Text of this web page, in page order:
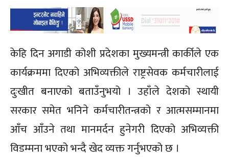
केहि दिन अगाडी कोशी प्रदेशका मुख्यमन्त्री कार्कीले एक
कार्यक्रममा दिएको अभिव्यक्तीले राष्ट्रसेवक कर्मचारीलाई
दुःखीत बनाएको बताउँनुभयो । उहाँले देशको स्थायी
सरकार समेत भनिने कर्मचारीतन्त्रको र आत्मसम्मानमा
आँच आँउने तथा मानमर्दन हुनेगरी दिएको अभिव्यक्ती
विडम्मना भएको भन्दै खेद व्यक्त गर्नुभएको छ ।